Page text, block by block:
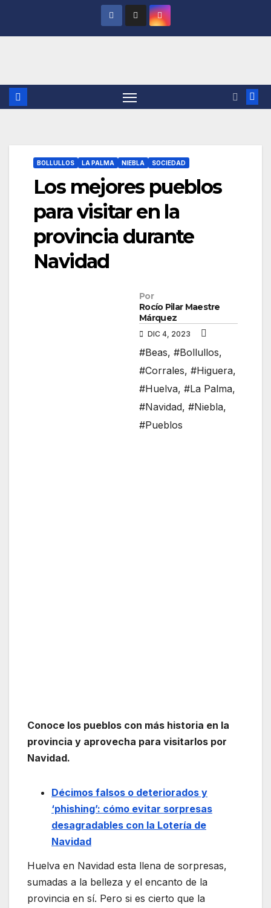
BOLLULLOS LA PALMA NIEBLA SOCIEDAD
Los mejores pueblos
para visitar en la
provincia durante
Navidad
Por
Rocío Pilar Maestre
Márquez
DIC 4, 2023
#Beas, #Bollullos,
#Corrales, #Higuera,
#Huelva, #La Palma,
#Navidad, #Niebla,
#Pueblos
Conoce los pueblos con más historia en la
provincia y aprovecha para visitarlos por
Navidad.
Décimos falsos o deteriorados y
‘phishing’: cómo evitar sorpresas
desagradables con la Lotería de
Navidad
Huelva en Navidad esta llena de sorpresas,
sumadas a la belleza y el encanto de la
provincia en sí. Pero si es cierto que la